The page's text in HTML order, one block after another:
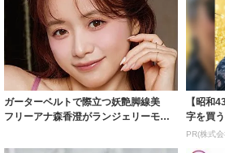
ガーターベルトで際立つ妖艶脚線美
フリーアナ森香澄がランジェリーモデ
【昭和
字を買
致」す
PR(株式